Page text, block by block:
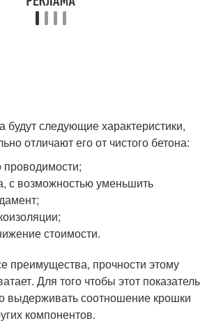
будут следующие характеристики,
отличают его от чистого бетона:
с возможностью уменьшить
стоимости.
преимущества, прочности этому
Для того чтобы этот показатель
выдерживать соотношение крошки
компонентов.